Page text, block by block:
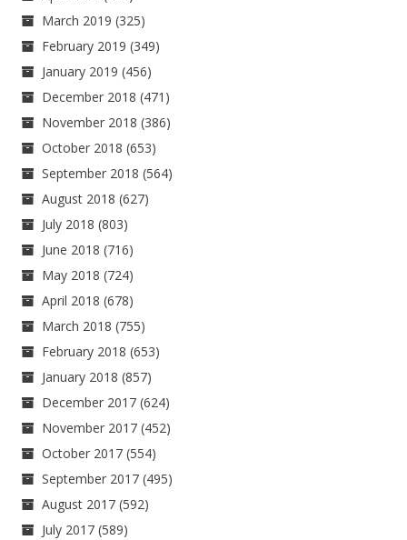
March 2019 (325)
February 2019 (349)
January 2019 (456)
December 2018 (471)
November 2018 (386)
October 2018 (653)
September 2018 (564)
August 2018 (627)
July 2018 (803)
June 2018 (716)
May 2018 (724)
April 2018 (678)
March 2018 (755)
February 2018 (653)
January 2018 (857)
December 2017 (624)
November 2017 (452)
October 2017 (554)
September 2017 (495)
August 2017 (592)
July 2017 (589)